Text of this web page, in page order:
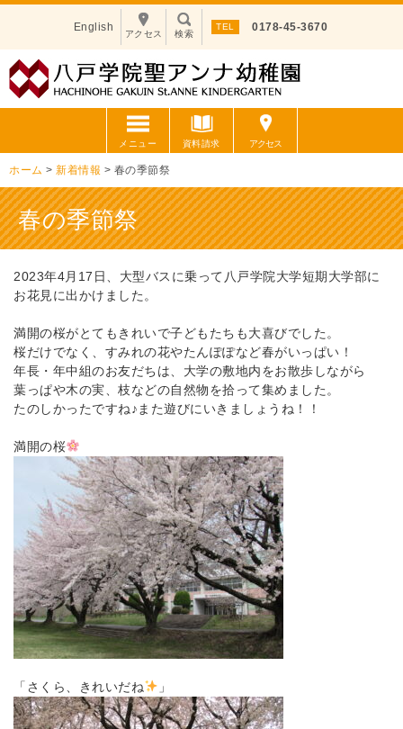
0178-45-3670
検索
English
アクセス
メニュー 資料請求 アクセス
ホーム > 新着情報 > 春の季節祭
春の季節祭
2023年4月17日、大型バスに乗って八戸学院大学短期大学部に
お花見に出かけました。
満開の桜がとてもきれいで子どもたちも大喜びでした。
桜だけでなく、すみれの花やたんぽぽなど春がいっぱい！
年長・年中組のお友だちは、大学の敷地内をお散歩しながら
葉っぱや木の実、枝などの自然物を拾って集めました。
たのしかったですね♪また遊びにいきましょうね！！
満開の桜
「さくら、きれいだね 」